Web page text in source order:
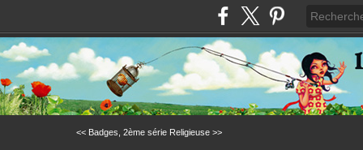
<< Badges, 2ème série Religieuse >>